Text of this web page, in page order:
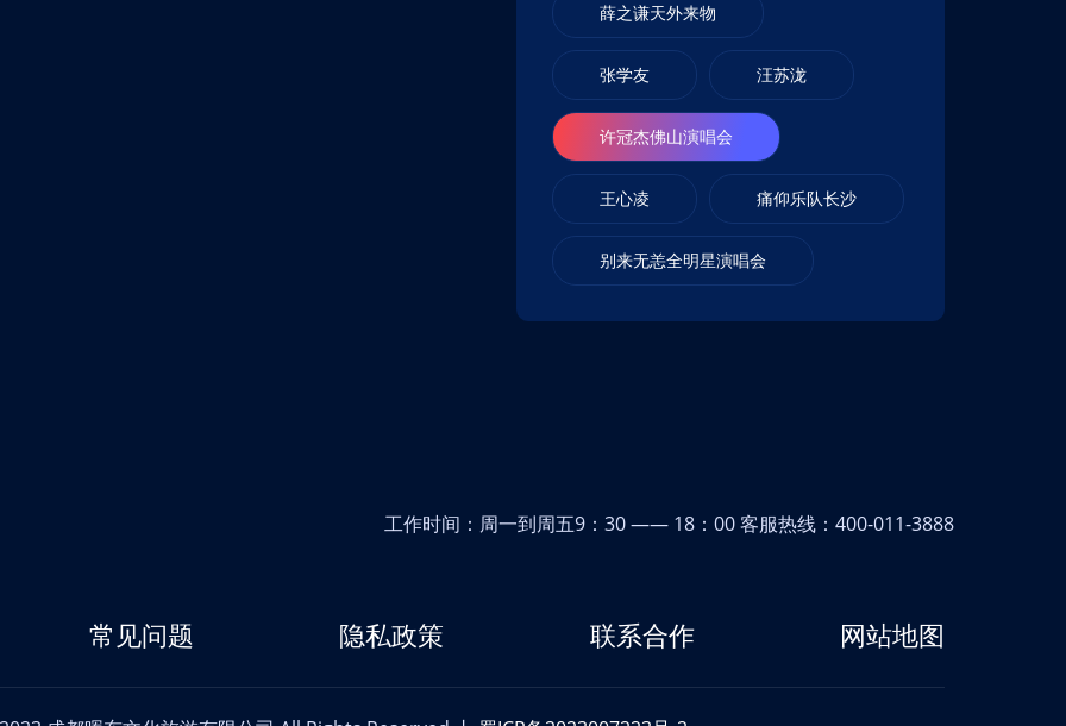
薛之谦天外来物
张学友 汪苏泷
许冠杰佛山演唱会
王心凌 痛仰乐队长沙
别来无恙全明星演唱会
工作时间：周一到周五9：30 —— 18：00 客服热线：400-011-3888
常见问题 隐私政策 联系合作 网站地图